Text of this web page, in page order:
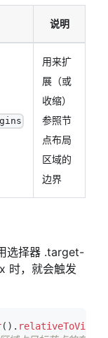
说明
用来扩
展（或
收缩）
参照节
点布局
区域的
边界
选择器 .target-
时，就会触发
( ) .